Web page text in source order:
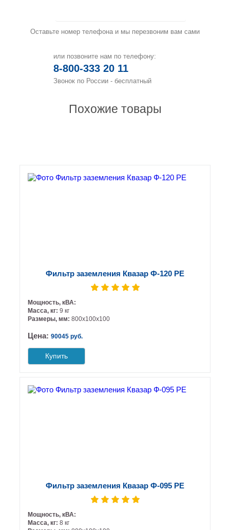
Оставьте номер телефона и мы перезвоним вам сами
или позвоните нам по телефону:
8-800-333 20 11
Звонок по России - бесплатный
Похожие товары
Фильтр заземления Квазар Ф-120 РЕ
Мощность, кВА:
Масса, кг: 9 кг
Размеры, мм: 800х100х100
Цена: 90045 руб.
Купить
Фильтр заземления Квазар Ф-095 РЕ
Мощность, кВА:
Масса, кг: 8 кг